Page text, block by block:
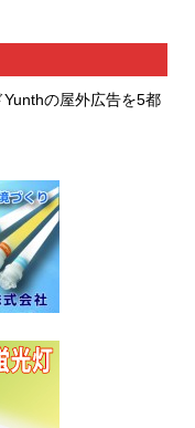
Yunthの屋外広告を5都